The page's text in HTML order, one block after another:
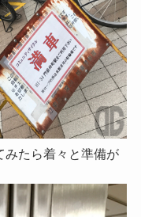
みたら着々と準備が